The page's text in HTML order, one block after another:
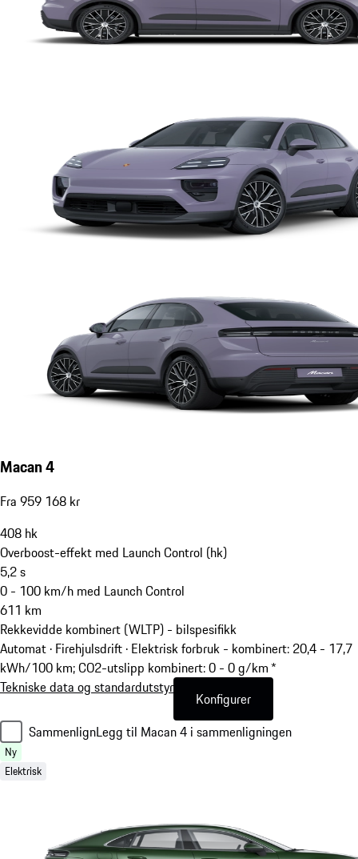
Macan 4
Fra 959 168 kr
408 hk
Overboost-effekt med Launch Control (hk)
5,2s
0 - 100 km/h med Launch Control
611 km
Rekkevidde kombinert (WLTP) - bilspesifikk
Automat · Firehjulsdrift · Elektrisk forbruk - kombinert: 20,4 - 17,7
kWh/100 km; CO2-utslipp kombinert: 0 - 0 g/km *
Tekniske data og standardutstyr
Konfigurer
SammenlignLegg til Macan 4 i sammenligningen
Ny
Elektrisk